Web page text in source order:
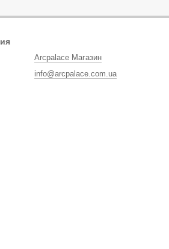
Arcpalace Магазин
info@arcpalace.com.ua